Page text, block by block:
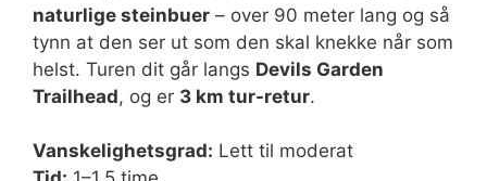
naturlige steinbuer – over 90 meter lang og så
tynn at den ser ut som den skal knekke når som
helst. Turen dit går langs Devils Garden
Trailhead, og er 3 km tur-retur.
Vanskelighetsgrad: Lett til moderat